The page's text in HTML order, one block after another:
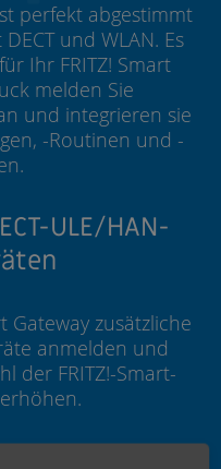
perfekt abgestimmt
und WLAN. Es
Ihr FRITZ! Smart
melden Sie
und integrieren sie
-Routinen und -
ULE/HAN-
Gateway zusätzliche
anmelden und
der FRITZ!-Smart-